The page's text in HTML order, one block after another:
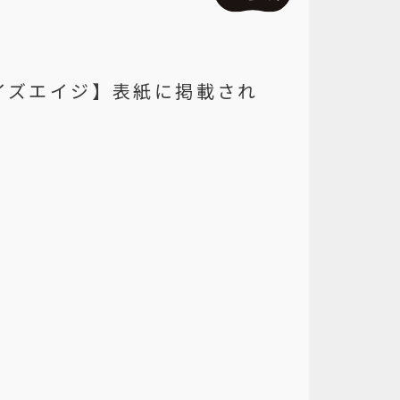
エイジ】表紙に掲載され